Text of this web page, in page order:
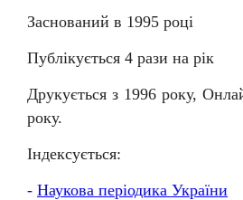
Заснований в 1995 році
Публікується 4 рази на рік
Друкується з 1996 року,
року.
Індексується:
- Наукова періодика України